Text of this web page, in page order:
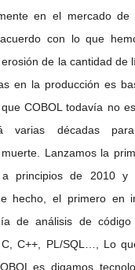
en el mercado
con lo que
de la cantidad de
en la producción es
COBOL todavía no
varias décadas
Lanzamos la
a principios de 2010 y
hecho, el primero en
de análisis de código
C++, PL/SQL…, Lo
es, digamos,